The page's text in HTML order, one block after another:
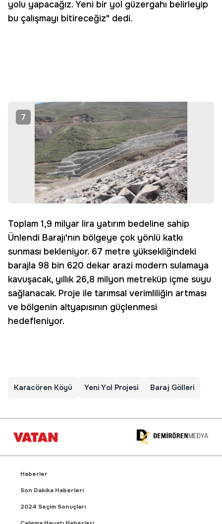
yolu yapacağız. Yeni bir yol güzergahı belirleyip
bu çalışmayı bitireceğiz" dedi.
7
Toplam 1,9 milyar lira yatırım bedeline sahip
Ünlendi Barajı'nın bölgeye çok yönlü katkı
sunması bekleniyor. 67 metre yüksekliğindeki
barajla 98 bin 620 dekar arazi modern sulamaya
kavuşacak, yıllık 26,8 milyon metreküp içme suyu
sağlanacak. Proje ile tarımsal verimliliğin artması
ve bölgenin altyapısının güçlenmesi
hedefleniyor.
Karacören Köyü Yeni Yol Projesi Baraj Gölleri
Haberler
Son Dakika Haberleri
2024 Seçim Sonuçları